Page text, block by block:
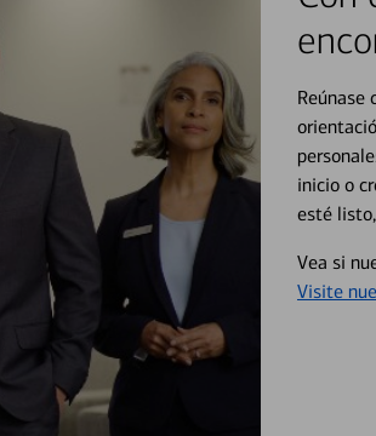
Reúnase
inicio o
esté
Vea si
Visite